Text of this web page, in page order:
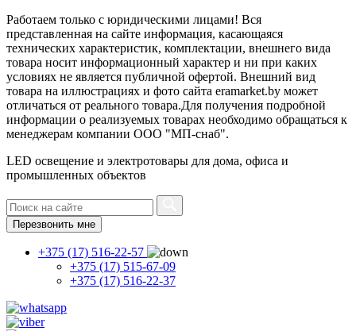
Работаем только с юридическими лицами! Вся
представленная на сайте информация, касающаяся
технических характеристик, комплектации, внешнего вида
товара носит информационный характер и ни при каких
условиях не является публичной офертой. Внешний вид
товара на иллюстрациях и фото сайта eramarket.by может
отличаться от реального товара.Для получения подробной
информации о реализуемых товарах необходимо обращаться к
менеджерам компании ООО "МП-снаб".
LED освещение и электротовары для дома, офиса и
промышленных объектов
Перезвонить мне
+375 (17) 516-22-57
+375 (17) 515-67-09
+375 (17) 516-22-37